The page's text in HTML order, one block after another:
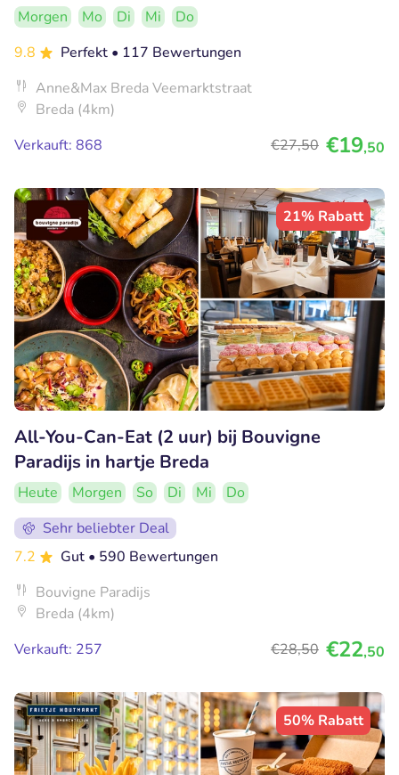
Morgen Mo Di Mi
Do
9.8
Perfekt • 117 Bewertungen
Anne&Max Breda Veemarktstraat
Breda (4km)
Verkauft: 868
€27,50 €19,50
21% Rabatt
All-You-Can-Eat (2 uur) bij Bouvigne
Paradijs in hartje Breda
Heute Morgen So Di Mi
Do
Sehr beliebter Deal
7.2
Gut • 590 Bewertungen
Bouvigne Paradijs
Breda (4km)
Verkauft: 257
€28,50 €22,50
50% Rabatt